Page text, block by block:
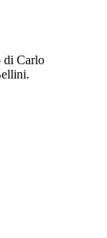
di Carlo